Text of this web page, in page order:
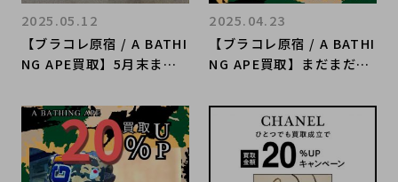
【ブラコレ原宿 / A BATHI
NG APE買取】5月末ま
RAND COLLECT原宿店
へ！当店限定お得な買取金
額UPキャンペーンが始ま
ります！
2025.05.12
【ブラコレ原宿 / A BATHI
NG APE買取】まだまだや
るならBRAND COLLECT
原宿店へ！当店限定お得な
買取金額UPキャンペーン
が始まります！
2025.04.23